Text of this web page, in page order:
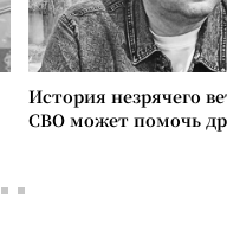
История незрячего
СВО может помочь